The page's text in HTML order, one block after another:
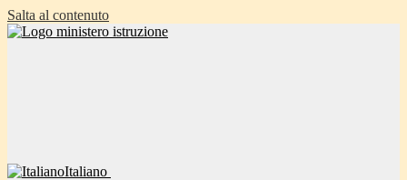
Salta al contenuto
Italiano